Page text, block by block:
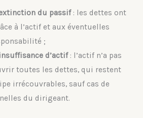
du passif: les dettes ont
à l’actif et aux éventuelles
;
d’actif: l’actif n’a pas
toutes les dettes, qui restent
irrécouvrables, sauf cas de
du dirigeant.